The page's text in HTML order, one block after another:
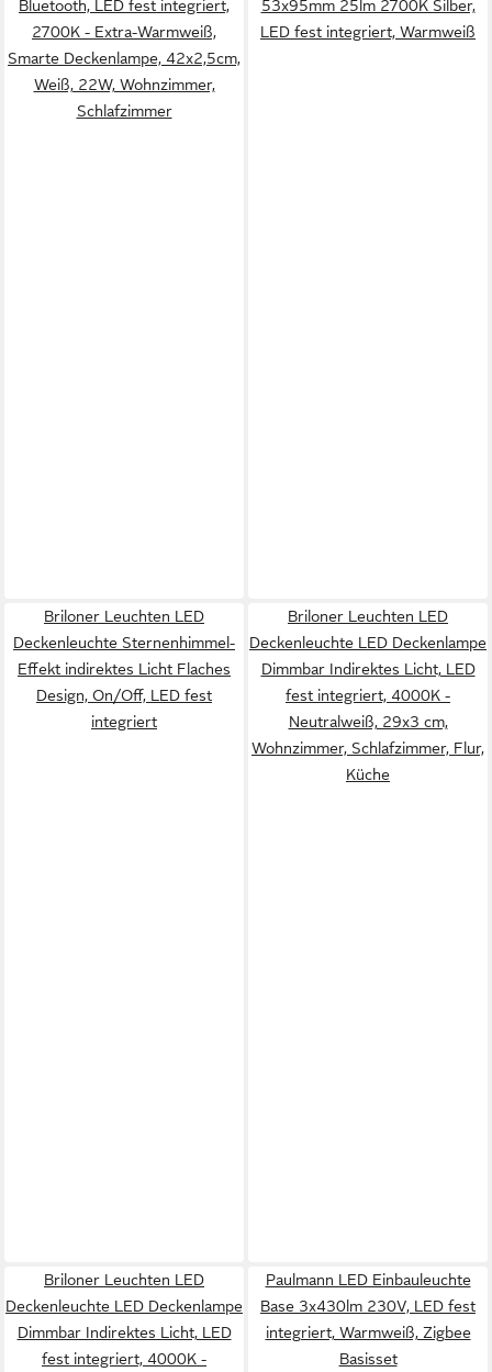
Bluetooth, LED fest integriert,
2700K - Extra-Warmweiß,
Smarte Deckenlampe, 42x2,5cm,
Weiß, 22W, Wohnzimmer,
Schlafzimmer
53x95mm 25lm 2700K Silber,
LED fest integriert, Warmweiß
Briloner Leuchten LED
Deckenleuchte Sternenhimmel-
Effekt indirektes Licht Flaches
Design, On/Off, LED fest
integriert
Briloner Leuchten LED
Deckenleuchte LED Deckenlampe
Dimmbar Indirektes Licht, LED
fest integriert, 4000K -
Neutralweiß, 29x3 cm,
Wohnzimmer, Schlafzimmer, Flur,
Küche
Briloner Leuchten LED
Deckenleuchte LED Deckenlampe
Dimmbar Indirektes Licht, LED
fest integriert, 4000K -
Paulmann LED Einbauleuchte
Base 3x430lm 230V, LED fest
integriert, Warmweiß, Zigbee
Basisset